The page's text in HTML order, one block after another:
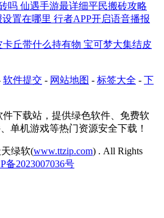
吗 仙遇手游最详细平民搬砖攻略
置在哪里 行者APP开启语音播报
丘带什么持有物 宝可梦大集结皮
软件提交 - 网站地图 - 标签大全 - 下
下载站，提供绿色软件、免费软
单机游戏等热门资源安全下载！
绿软(www.ttzip.com) . All Rights
备2023007036号